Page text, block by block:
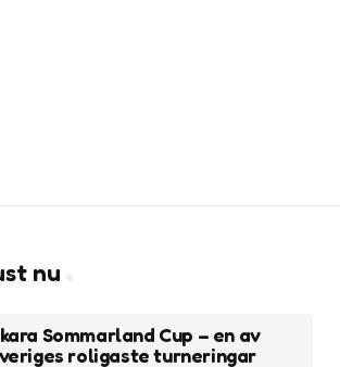
nu
Sommarland Cup – en av
roligaste turneringar